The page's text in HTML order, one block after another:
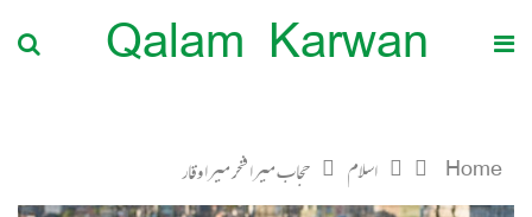
Qalam Karwan
Home اسلام حجاب میرا فخر میرا وقار